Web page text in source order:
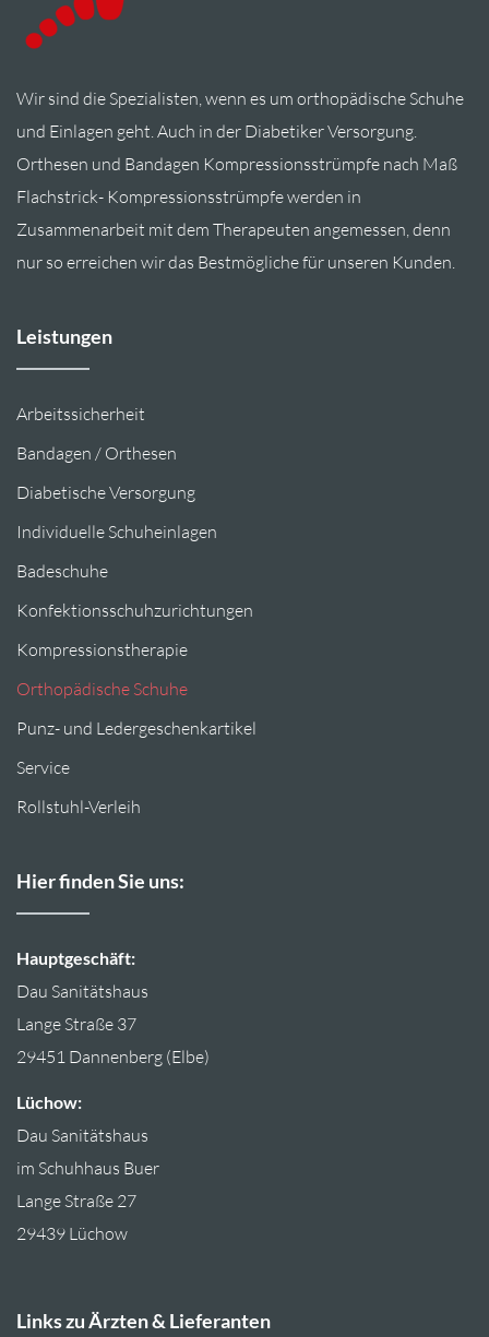
Wir sind die Spezialisten, wenn es um orthopädische Schuhe
und Einlagen geht. Auch in der Diabetiker Versorgung.
Orthesen und Bandagen Kompressionsstrümpfe nach Maß
Flachstrick- Kompressionsstrümpfe werden in
Zusammenarbeit mit dem Therapeuten angemessen, denn
nur so erreichen wir das Bestmögliche für unseren Kunden.
Leistungen
Arbeitssicherheit
Bandagen / Orthesen
Diabetische Versorgung
Individuelle Schuheinlagen
Badeschuhe
Konfektionsschuhzurichtungen
Kompressionstherapie
Orthopädische Schuhe
Punz- und Ledergeschenkartikel
Service
Rollstuhl-Verleih
Hier finden Sie uns:
Hauptgeschäft:
Dau Sanitätshaus
Lange Straße 37
29451 Dannenberg (Elbe)
Lüchow:
Dau Sanitätshaus
im Schuhhaus Buer
Lange Straße 27
29439 Lüchow
Links zu Ärzten & Lieferanten